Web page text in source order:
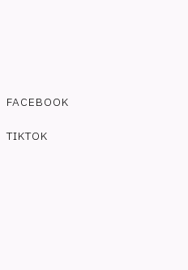
FACEBOOK
TIKTOK